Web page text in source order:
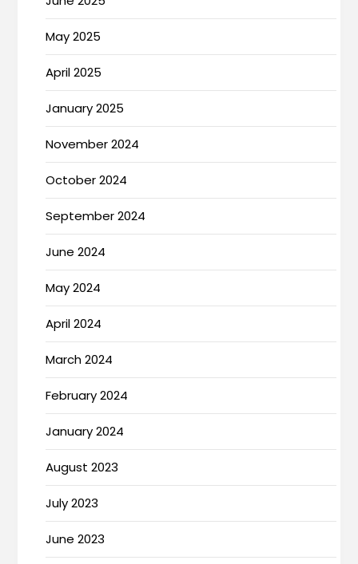
May 2025
April 2025
January 2025
November 2024
October 2024
September 2024
June 2024
May 2024
April 2024
March 2024
February 2024
January 2024
August 2023
July 2023
June 2023